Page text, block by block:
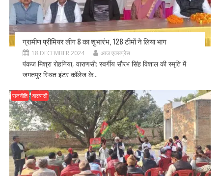
ग्रामीण प्रीमियर लीग 8 का शुभारंभ, 128 टीमों ने लिया भाग
18 DECEMBER 2024 आज एक्सप्रेस
पंकज मिश्रा रोहनिया, वाराणसी: स्वर्गीय सौरभ सिंह विशाल की स्मृति में
जगतपुर स्थित इंटर कॉलेज के...
राजनीति वाराणसी